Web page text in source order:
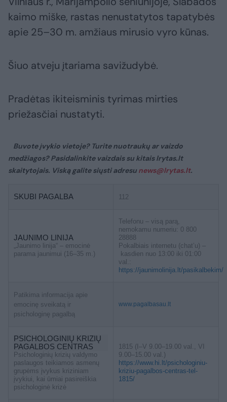
kaimo miške, rastas nenustatytos tapatybės
apie 25–30 m. amžiaus mirusio vyro kūnas.
Šiuo atveju įtariama savižudybė.
Pradėtas ikiteisminis tyrimas mirties
priežasčiai nustatyti.
Buvote įvykio vietoje? Turite nuotraukų ar vaizdo
medžiagos? Pasidalinkite vaizdais su kitais lrytas.lt
skaitytojais. Viską galite siųsti adresu news@lrytas.lt.
SKUBI PAGALBA 112
JAUNIMO LINIJA
„Jaunimo linija“ – emocinė
parama jaunimui (16–35 m.)
Telefonu – visą parą,
nemokamu numeriu: 0 800
28888
Pokalbiais internetu (chat’u) –
kasdien nuo 13:00 iki 01:00
val.:
https://jaunimolinija.lt/pasikalbekim/
Patikima informacija apie
emocinę sveikatą ir
psichologinę pagalbą
www.pagalbasau.lt
PSICHOLOGINIŲ KRIZIŲ
PAGALBOS CENTRAS
Psichologinių krizių valdymo
paslaugos teikiamos asmenų
grupėms įvykus kriziniam
įvykiui, kai ūmiai pasireiškia
psichologinė krizė
1815 (I–V 9.00–19.00 val., VI
9.00–15.00 val.)
https://www.hi.lt/psichologiniu-
kriziu-pagalbos-centras-tel-
1815/